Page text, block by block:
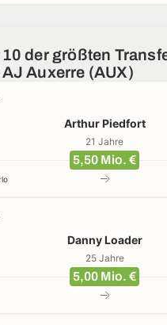
10 der größten
Auxerre (AUX)
Arthur Piedfort
21 Jahre
5,50 Mio. €
Danny Loader
25 Jahre
5,00 Mio. €